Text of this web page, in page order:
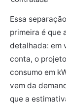
Essa
primeira é que
detalhada: em
conta, o
consumo em
vem da
que a